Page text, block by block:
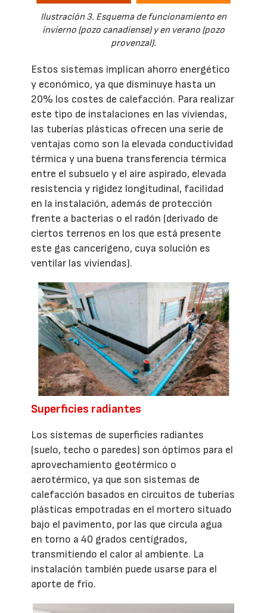
Ilustración 3. Esquema de funcionamiento en
invierno (pozo canadiense) y en verano (pozo
provenzal).
Estos sistemas implican ahorro energético
y económico, ya que disminuye hasta un
20% los costes de calefacción. Para realizar
este tipo de instalaciones en las viviendas,
las tuberías plásticas ofrecen una serie de
ventajas como son la elevada conductividad
térmica y una buena transferencia térmica
entre el subsuelo y el aire aspirado, elevada
resistencia y rigidez longitudinal, facilidad
en la instalación, además de protección
frente a bacterias o el radón (derivado de
ciertos terrenos en los que está presente
este gas cancerígeno, cuya solución es
ventilar las viviendas).
Superficies radiantes
Los sistemas de superficies radiantes
(suelo, techo o paredes) son óptimos para el
aprovechamiento geotérmico o
aerotérmico, ya que son sistemas de
calefacción basados en circuitos de tuberías
plásticas empotradas en el mortero situado
bajo el pavimento, por las que circula agua
en torno a 40 grados centígrados,
transmitiendo el calor al ambiente. La
instalación también puede usarse para el
aporte de frío.